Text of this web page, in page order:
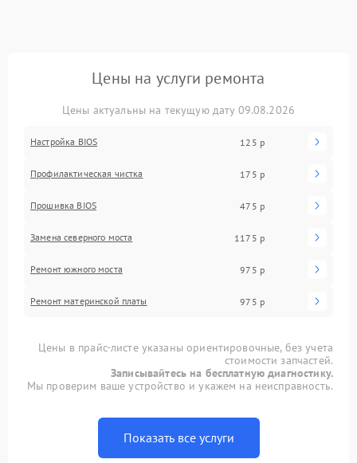
Цены на услуги ремонта
Цены актуальны на текущую дату 09.08.2026
Настройка BIOS 125 р
Профилактическая чистка 175 р
Прошивка BIOS 475 р
Замена северного моста 1175 р
Ремонт южного моста 975 р
Ремонт материнской платы 975 р
Цены в прайс-листе указаны ориентировочные, без учета
стоимости запчастей.
Записывайтесь на бесплатную диагностику.
Мы проверим ваше устройство и укажем на неисправность.
Показать все услуги